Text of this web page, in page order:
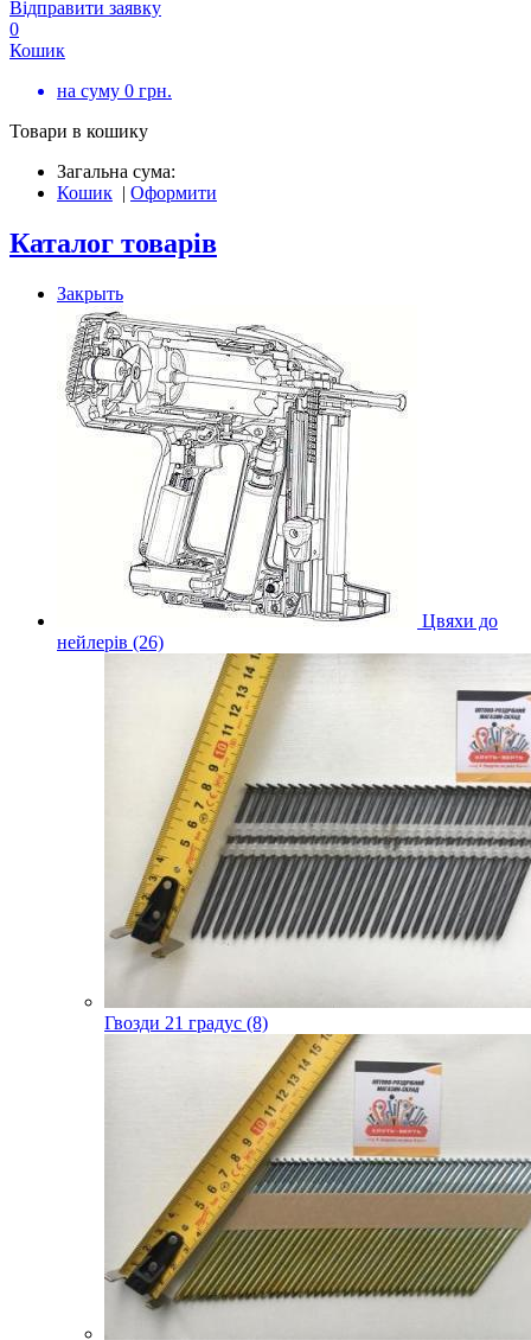
Відправити заявку
0
Кошик
на суму 0 грн.
Товари в кошику
Загальна сума:
Кошик | Оформити
Каталог товарів
Закрыть
Цвяхи до
нейлерів (26)
Гвозди 21 градус (8)